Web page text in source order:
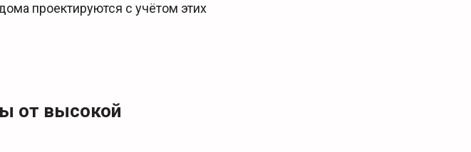
проектируются с учётом этих
от высокой